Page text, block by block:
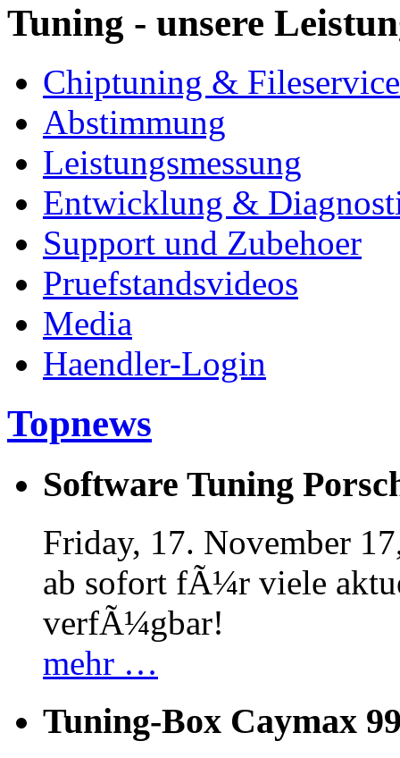
Tuning - unsere
Chiptuning & Fileservice
Abstimmung
Leistungsmessung
Entwicklung &
Support und Zubehoer
Pruefstandsvideos
Media
Haendler-Login
Topnews
Software Tuning
Friday, 17. November
ab sofort fÃ¼r viele
verfÃ¼gbar!
mehr …
Tuning-Box Caymax